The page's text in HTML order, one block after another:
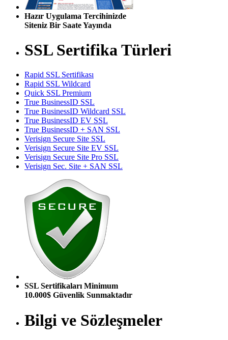
Hazır Uygulama Tercihinizde
Siteniz Bir Saate Yayında
SSL Sertifika Türleri
Rapid SSL Sertifikası
Rapid SSL Wildcard
Quick SSL Premium
True BusinessID SSL
True BusinessID Wildcard SSL
True BusinessID EV SSL
True BusinessID + SAN SSL
Verisign Secure Site SSL
Verisign Secure Site EV SSL
Verisign Secure Site Pro SSL
Verisign Sec. Site + SAN SSL
SSL Sertifikaları Minimum
10.000$ Güvenlik Sunmaktadır
Bilgi ve Sözleşmeler